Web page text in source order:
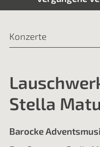
Konzerte
Stella
Barocke